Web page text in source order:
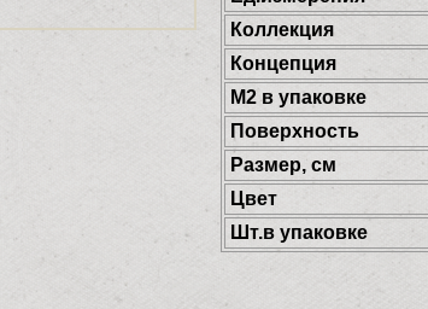
Коллекция
Концепция
М2 в упаковке
Поверхность
Размер, см
Цвет
Шт.в упаковке